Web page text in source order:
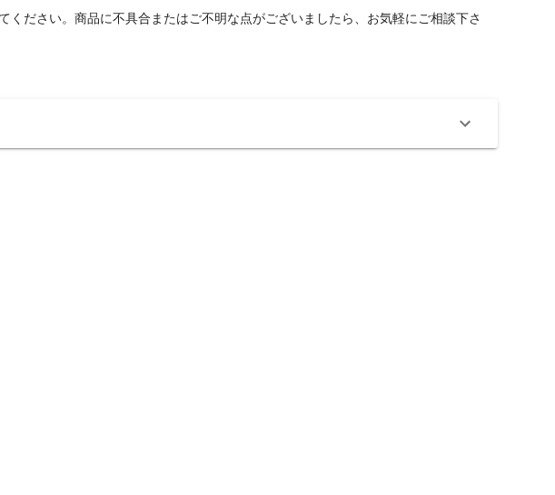
ださい。商品に不具合またはご不明な点がございましたら、お気軽にご相談下さ